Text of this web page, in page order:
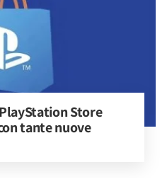
Store
tante nuove